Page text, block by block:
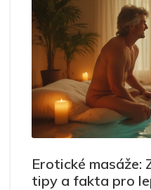
Erotické masáže:
tipy a fakta pro